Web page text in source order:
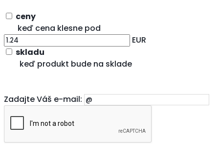
ceny
keď cena klesne pod
EUR
skladu
keď produkt bude na sklade
Zadajte Váš e-mail: